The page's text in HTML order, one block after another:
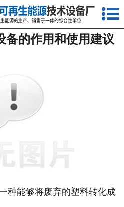
网站首页
关于我们
资质荣誉
联系我们
备的作用和使用建议
种能够将废弃的塑料转化成